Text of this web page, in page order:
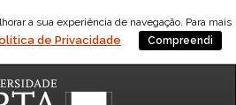
a sua experiência de navegação. Para mais
de Privacidade Compreendi